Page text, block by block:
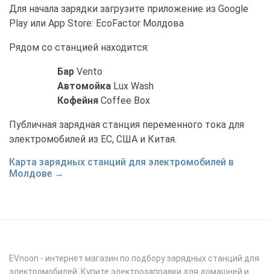
Для начала зарядки загрузите приложение из Google
Play или App Store: EcoFactor Молдова
Рядом со станцией находится:
Бар Vento
Автомойка Lux Wash
Кофейня Coffee Box
Публичная зарядная станция переменного тока для
электромобилей из ЕС, США и Китая.
Карта зарядных станций для электромобилей в
Молдове →
EVnoon - интернет магазин по подбору зарядных станций для
электромобилей. Купите электрозаправки для домашней и